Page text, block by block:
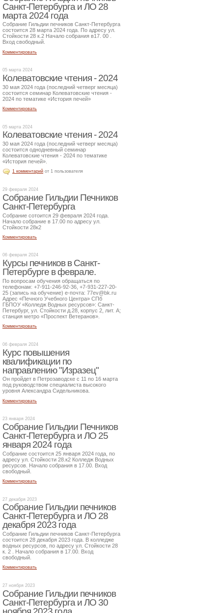
Санкт-Петербурга и ЛО 28
марта 2024 года
Собрание Гильдии печников Санкт-Петербурга
состоится 28 марта 2024 года. По адресу ул.
Стойкости 28 к.2 Начало собрания в17. 00 .
Вход свободный.
Комментировать
05 марта 2024
Колеватовские чтения - 2024
30 мая 2024 года (последний четверг месяца)
состоится семинар Колеватовские чтения -
2024 по тематике «История печей»
Комментировать
05 марта 2024
Колеватовские чтения - 2024
30 мая 2024 года (последний четверг месяца)
состоится однодневный семинар
Колеватовские чтения - 2024 по тематике
«История печей».
1 комментарий от 1 пользователя
29 февраля 2024
Собрание Гильдии Печников
Санкт-Петербурга
Собрание сотоится 29 февраля 2024 года.
Начало собрание в 17.00 по адресу ул.
Стойкости 28к2
Комментировать
06 февраля 2024
Курсы печников в Санкт-
Петербурге в феврале.
По вопросам обучения обращаться по
телефонам: +7-911-246-92-36, +7-931-227-20-
25 (запись на обучение) е-почта: 77ev@bk.ru
Адрес «Печного Учебного Центра» СПб
ГБПОУ «Колледж Водных ресурсов»: Санкт-
Петербург, ул. Стойкости д.28, корпус 2, лит. А;
станция метро «Проспект Ветеранов».
Комментировать
06 февраля 2024
Курс повышения
квалификации по
направлению "Изразец"
Он пройдет в Петрозаводске с 11 по 16 марта
под руководством специалиста высокого
уровня Александра Сидельникова.
Комментировать
23 января 2024
Собрание Гильдии Печников
Санкт-Петербурга и ЛО 25
января 2024 года
Собрание состоится 25 января 2024 года, по
адресу ул. Стойкости 28.к2 Колледж Водных
ресурсов. Начало собрания в 17.00. Вход
свободный.
Комментировать
27 декабря 2023
Собрание Гильдии печников
Санкт-Петербурга и ЛО 28
декабря 2023 года
Собрание Гильдии печников Санкт-Петербурга
состоится 28 декабря 2023 года. В колледже
водных ресурсов, по адресу ул. Стойкости 28
к. 2 . Начало собрания в 17.00. Вход
свободный.
Комментировать
27 ноября 2023
Собрание Гильдии печников
Санкт-Петербурга и ЛО 30